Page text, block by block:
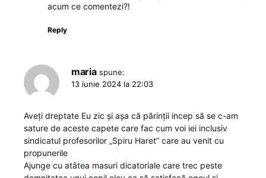
acum ce comentezi?!
Reply
maria spune:
13 iunie 2024 la 22:03
Aveți dreptate Eu zic și așa că părinții incep să se c-am
sature de aceste capete care fac cum voi iei inclusiv
sindicatul profesorilor „Spiru Haret” care au venit cu
propunerile
Ajunge cu atâtea masuri dicatoriale care trec peste